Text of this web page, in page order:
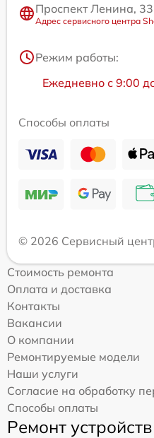
Проспект Ленина, 33
Адрес сервисного центра
Режим работы:
Ежедневно с 9:00
Способы оплаты
© 2026 Сервисный
Стоимость ремонта
Оплата и доставка
Контакты
Вакансии
О компании
Ремонтируемые модели
Наши услуги
Согласие на обработку
Способы оплаты
Ремонт устройств